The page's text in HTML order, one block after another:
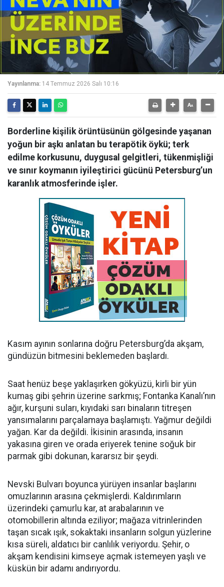
Yayınlanma: 14 Temmuz 2026 Salı 10:16
Borderline kişilik örüntüsünün gölgesinde yaşanan
yoğun bir aşkı anlatan bu terapötik öykü; terk
edilme korkusunu, duygusal gelgitleri, tükenmişliği
ve sınır koymanın iyileştirici gücünü Petersburg’un
karanlık atmosferinde işler.
Kasım ayının sonlarına doğru Petersburg’da akşam,
gündüzün bitmesini beklemeden başlardı.
Saat henüz beşe yaklaşırken gökyüzü, kirli bir yün
kumaş gibi şehrin üzerine sarkmış; Fontanka Kanalı’nın
ağır, kurşuni suları, kıyıdaki sarı binaların titreşen
yansımalarını parçalamaya başlamıştı. Yağmur değildi
yağan. Kar da değildi. İkisinin arasında, insanın
yakasına giren ve orada eriyerek tenine soğuk bir
parmak gibi dokunan, kararsız bir şeydi.
Nevski Bulvarı boyunca yürüyen insanlar başlarını
omuzlarının arasına çekmişlerdi. Kaldırımların
üzerindeki çamurlu kar, at arabalarının ve
otomobillerin altında eziliyor; mağaza vitrinlerinden
taşan sıcak ışık, sokaktaki insanların solgun yüzlerine
kısa süreli, aldatıcı bir canlılık veriyordu. Şehir, o
akşam kendisini kimseye açmak istemeyen yaşlı ve
küskün bir adamı andırıyordu.